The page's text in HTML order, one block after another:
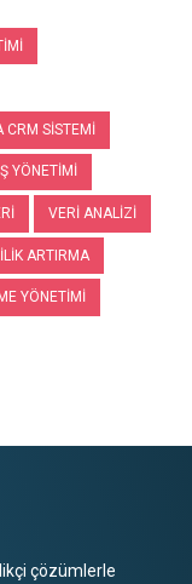
CRM SISTEMI
YÖNETIMI
VERI ANALIZI
ARTIRMA
YÖNETIMI
çözümlerle